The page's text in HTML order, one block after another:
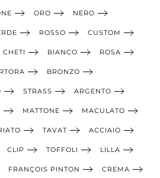
ORO NERO
ROSSO CUSTOM
CHETI BIANCO ROSA
BRONZO
STRASS ARGENTO
MATTONE MACULATO
TAVAT ACCIAIO
CLIP TOFFOLI LILLA
FRANÇOIS PINTON CREMA